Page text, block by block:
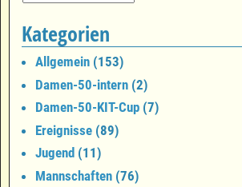
Kategorien
Allgemein (153)
Damen-50-intern (2)
Damen-50-KIT-Cup (7)
Ereignisse (89)
Jugend (11)
Mannschaften (76)